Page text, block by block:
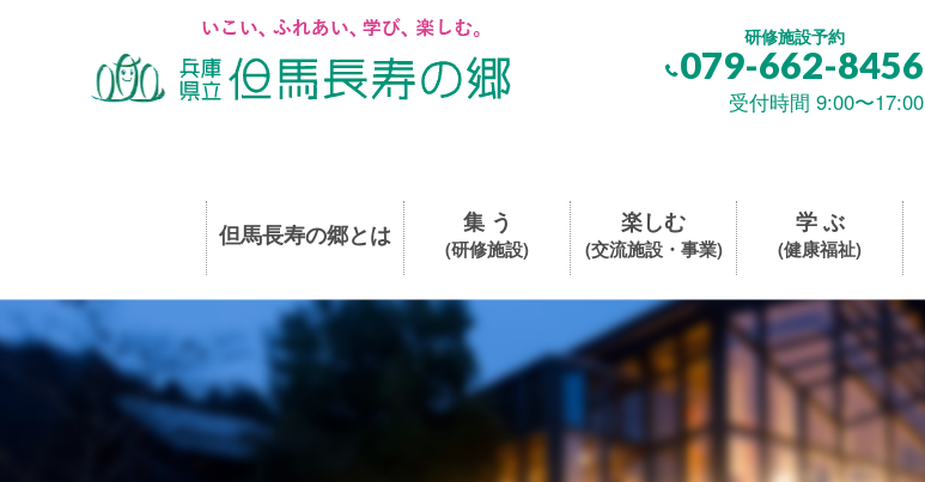
研修施設予約
079-662-8456
受付時間 9:00〜17:00
但馬長寿の郷とは 集 う
(研修施設)
楽しむ
(交流施設・事業)
学 ぶ
(健康福祉)